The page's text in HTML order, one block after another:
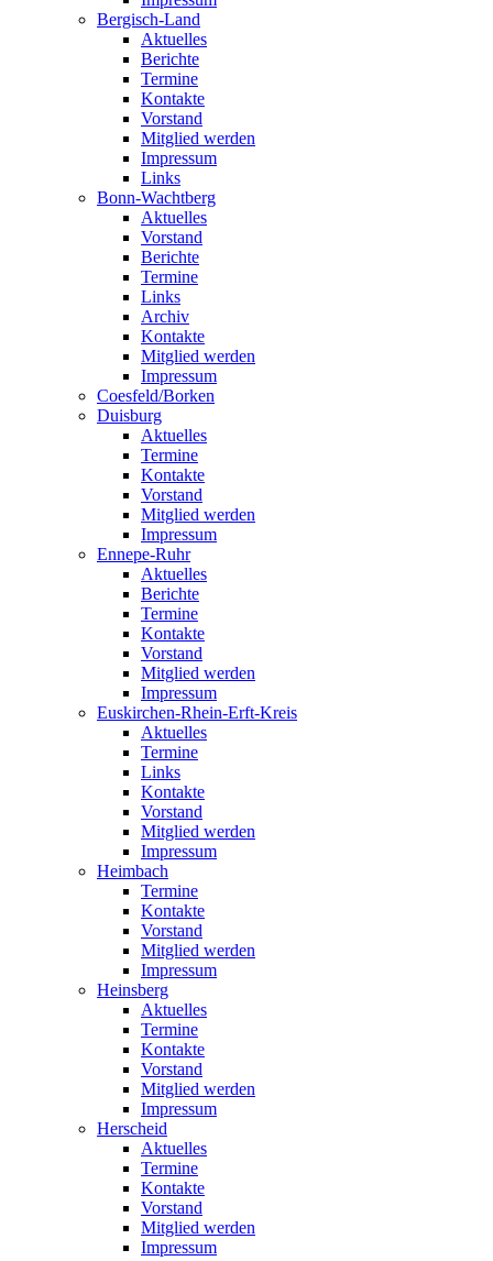
Bergisch-Land
Aktuelles
Berichte
Termine
Kontakte
Vorstand
Mitglied werden
Impressum
Links
Bonn-Wachtberg
Aktuelles
Vorstand
Berichte
Termine
Links
Archiv
Kontakte
Mitglied werden
Impressum
Coesfeld/Borken
Duisburg
Aktuelles
Termine
Kontakte
Vorstand
Mitglied werden
Impressum
Ennepe-Ruhr
Aktuelles
Berichte
Termine
Kontakte
Vorstand
Mitglied werden
Impressum
Euskirchen-Rhein-Erft-Kreis
Aktuelles
Termine
Links
Kontakte
Vorstand
Mitglied werden
Impressum
Heimbach
Termine
Kontakte
Vorstand
Mitglied werden
Impressum
Heinsberg
Aktuelles
Termine
Kontakte
Vorstand
Mitglied werden
Impressum
Herscheid
Aktuelles
Termine
Kontakte
Vorstand
Mitglied werden
Impressum